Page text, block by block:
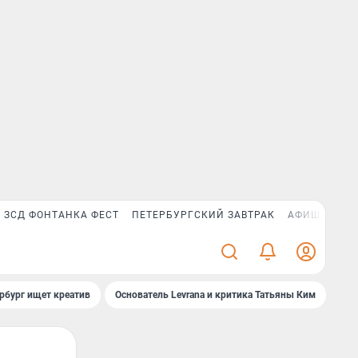
ЗСД ФОНТАНКА ФЕСТ ПЕТЕРБУРГСКИЙ ЗАВТРАК АФИША PLUS
ищет креатив Основатель Levrana и критика Татьяны Ким